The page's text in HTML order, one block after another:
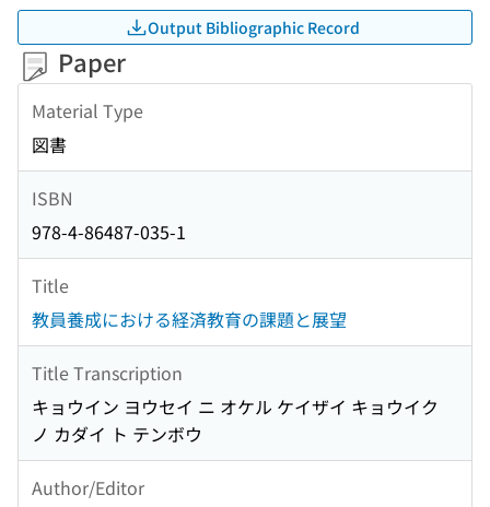
Output Bibliographic Record
Paper
Material Type
図書
ISBN
978-4-86487-035-1
Title
教員養成における経済教育の課題と展望
Title Transcription
キョウイン ヨウセイ ニ オケル ケイザイ キョウイク
ノ カダイ ト テンボウ
Author/Editor